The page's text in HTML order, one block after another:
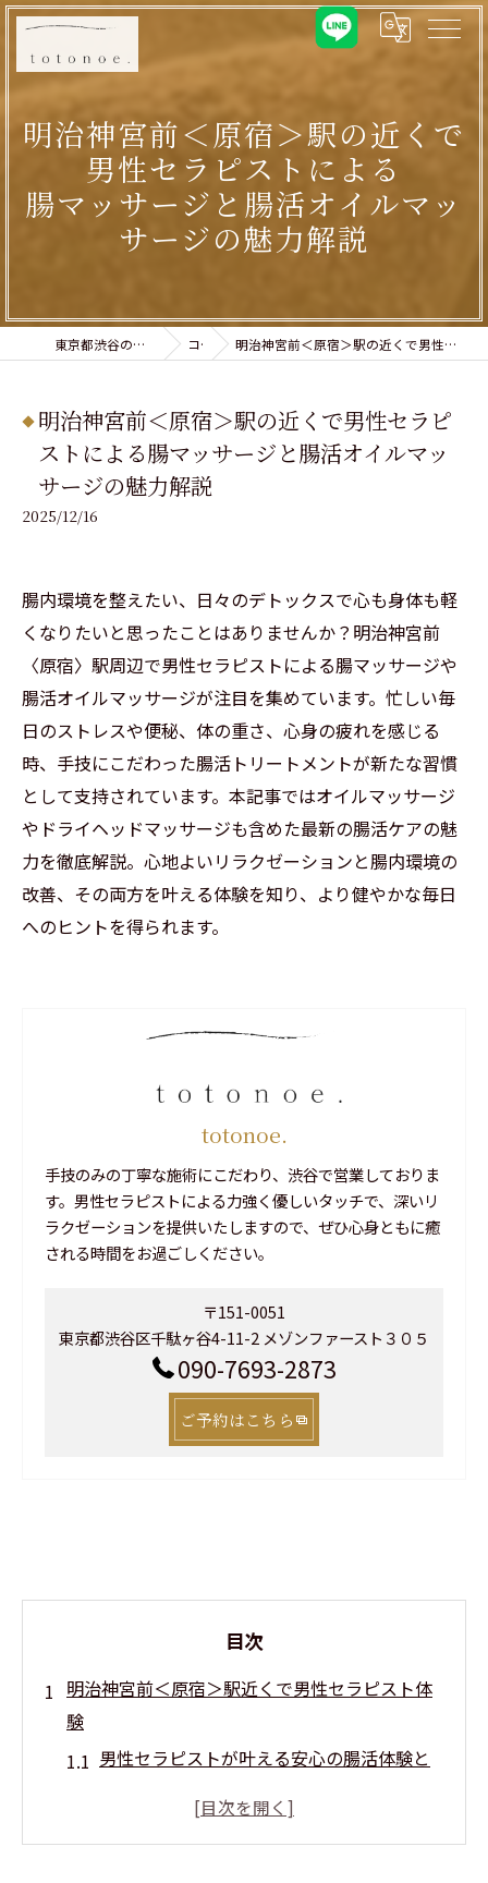
明治神宮前＜原宿＞駅の近くで
男性セラピストによる
腸マッサージと腸活オイルマッ
サージの魅力解説
東京都渋谷のリラクゼーションならtotonoe. コラム 明治神宮前＜原宿＞駅の近くで男性セラピストによる腸マッサージと腸活オイルマッサージの魅力解説
明治神宮前＜原宿＞駅の近くで男性セラピ
ストによる腸マッサージと腸活オイルマッ
サージの魅力解説
2025/12/16
腸内環境を整えたい、日々のデトックスで心も身体も軽
くなりたいと思ったことはありませんか？明治神宮前
〈原宿〉駅周辺で男性セラピストによる腸マッサージや
腸活オイルマッサージが注目を集めています。忙しい毎
日のストレスや便秘、体の重さ、心身の疲れを感じる
時、手技にこだわった腸活トリートメントが新たな習慣
として支持されています。本記事ではオイルマッサージ
やドライヘッドマッサージも含めた最新の腸活ケアの魅
力を徹底解説。心地よいリラクゼーションと腸内環境の
改善、その両方を叶える体験を知り、より健やかな毎日
へのヒントを得られます。
totonoe.
手技のみの丁寧な施術にこだわり、渋谷で営業しておりま
す。男性セラピストによる力強く優しいタッチで、深いリ
ラクゼーションを提供いたしますので、ぜひ心身ともに癒
される時間をお過ごしください。
〒151-0051
東京都渋谷区千駄ヶ谷4-11-2 メゾンファースト３０５
090-7693-2873
ご予約はこちら
目次
明治神宮前＜原宿＞駅近くで男性セラピスト体
験
男性セラピストが叶える安心の腸活体験と
腸マッサージで心身リフレッシュする新習